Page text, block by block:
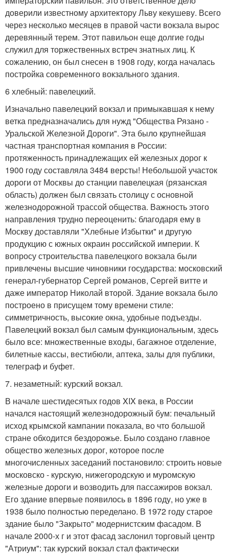
доверили известному архитектору Льву кекушеву. Всего
через несколько месяцев в правой части вокзала вырос
деревянный терем. Этот павильон еще долгие годы
служил для торжественных встреч знатных лиц. К
сожалению, он был снесен в 1908 году, когда началась
постройка современного вокзального здания.
6 хлебный: павелецкий.
Изначально павелецкий вокзал и примыкавшая к нему
ветка предназначались для нужд "Общества Рязано -
Уральской Железной Дороги". Эта было крупнейшая
частная транспортная компания в России:
протяженность принадлежащих ей железных дорог к
1900 году составляла 3484 версты! Небольшой участок
дороги от Москвы до станции павелецкая (рязанская
область) должен был связать столицу с основной
железнодорожной трассой общества. Важность этого
направления трудно переоценить: благодаря ему в
Москву доставляли "Хлебные Избытки" и другую
продукцию с южных окраин российской империи. К
вопросу строительства павелецкого вокзала были
привлечены высшие чиновники государства: московский
генерал-губернатор Сергей романов, Сергей витте и
даже император Николай второй. Здание вокзала было
построено в присущем тому времени стиле:
симметричность, высокие окна, удобные подъезды.
Павелецкий вокзал был самым функциональным, здесь
было все: множественные входы, багажное отделение,
билетные кассы, вестибюли, аптека, залы для публики,
телеграф и буфет.
7. незаметный: курский вокзал.
В начале шестидесятых годов XIX века, в России
начался настоящий железнодорожный бум: печальный
исход крымской кампании показала, во что большой
стране обходится бездорожье. Было создано главное
общество железных дорог, которое после
многочисленных заседаний постановило: строить новые
московско - курскую, нижегородскую и муромскую
железные дороги и возводить для пассажиров вокзал.
Его здание впервые появилось в 1896 году, но уже в
1938 было полностью переделано. В 1972 году старое
здание было "Закрыто" модернистским фасадом. В
начале 2000-х г и этот фасад заслонил торговый центр
"Атриум": так курский вокзал стал фактически